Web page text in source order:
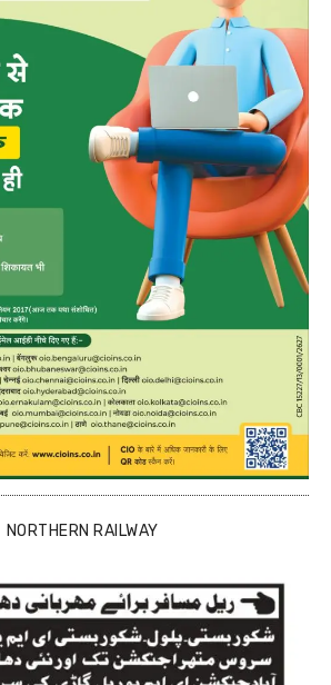
NORTHERN RAILWAY